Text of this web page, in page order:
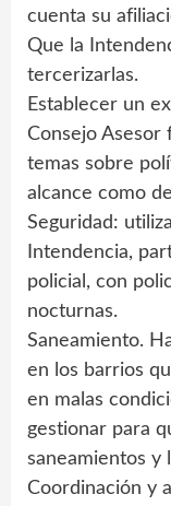
cuenta su
Que la
tercerizarlas.
Establecer un
Consejo Asesor
temas sobre
alcance como
Seguridad:
Intendencia,
policial, con
nocturnas.
Saneamiento.
en los barrios
en malas
gestionar para
saneamientos y
Coordinación y